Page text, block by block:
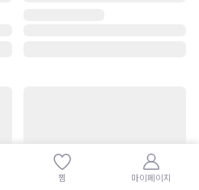
찜 마이페이지